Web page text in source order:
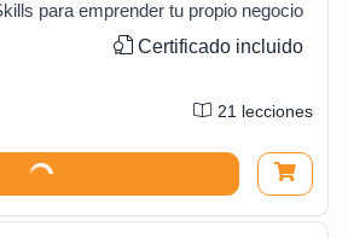
para emprender tu propio negocio
Certificado incluido
21 lecciones